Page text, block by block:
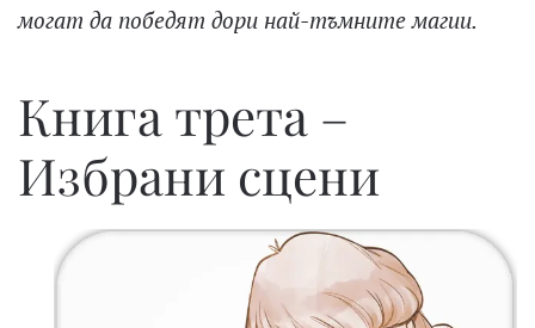
могат да победят дори най-тъмните магии.
Книга трета –
Избрани сцени